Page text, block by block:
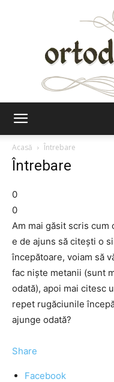
Acasă
Întrebare
Întrebare
0
0
Am mai găsit scris cum
e de ajuns să citeşti o
începătoare, voiam să
fac nişte metanii (sunt
odată), apoi mai citesc
repet rugăciunile
ajunge odată?
Share
Facebook